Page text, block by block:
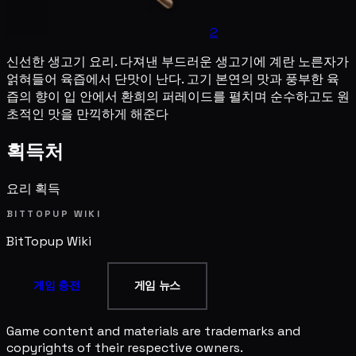
2
신선한 생고기 요리. 다져낸 부드러운 생고기에 계란 노른자가
얽혀들어 육즙에서 단맛이 난다. 고기 본연의 맛과 풍부한 육
즙의 향이 입 안에서 환희의 퍼레이드를 펼치며 순수하고도 원
초적인 맛을 만끽하게 해준다
획득처
요리 획득
BITTOPUP WIKI
BitTopup Wiki
게임 충전 게임 뉴스
Game content and materials are trademarks and
copyrights of their respective owners.